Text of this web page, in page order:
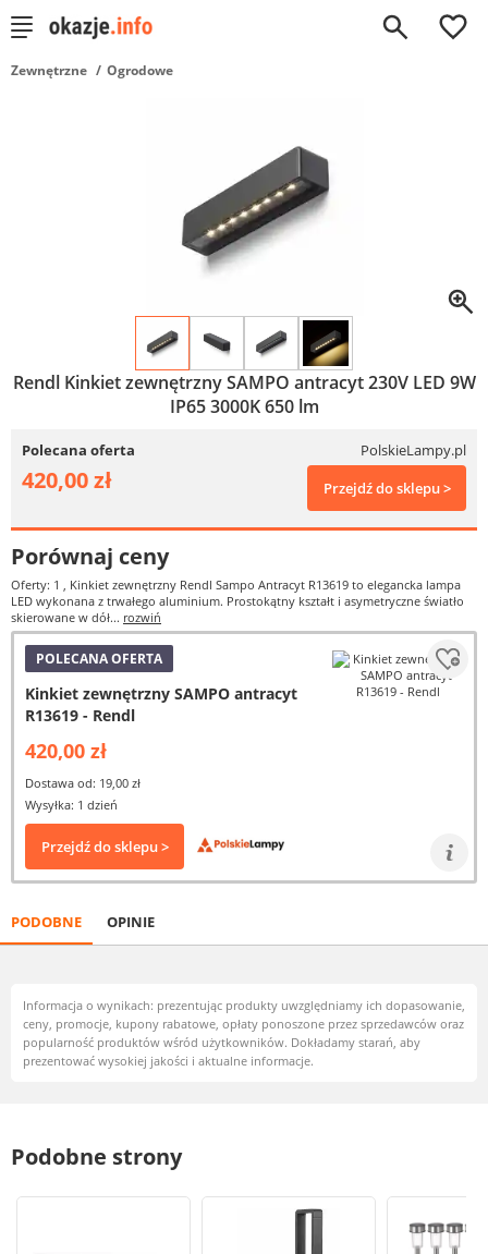
0
Zewnętrzne Ogrodowe
Rendl Kinkiet zewnętrzny SAMPO antracyt 230V LED 9W
IP65 3000K 650 lm
Polecana oferta PolskieLampy.pl
420,00 zł Przejdź do sklepu >
Porównaj ceny
Oferty: 1 , Kinkiet zewnętrzny Rendl Sampo Antracyt R13619 to elegancka lampa
LED wykonana z trwałego aluminium. Prostokątny kształt i asymetryczne światło
skierowane w dół... rozwiń
POLECANA OFERTA
Kinkiet zewnętrzny SAMPO antracyt
R13619 - Rendl
420,00 zł
Dostawa od: 19,00 zł
Wysyłka: 1 dzień
Przejdź do sklepu >
PODOBNE OPINIE
Informacja o wynikach: prezentując produkty uwzględniamy ich dopasowanie,
ceny, promocje, kupony rabatowe, opłaty ponoszone przez sprzedawców oraz
popularność produktów wśród użytkowników. Dokładamy starań, aby
prezentować wysokiej jakości i aktualne informacje.
Podobne strony